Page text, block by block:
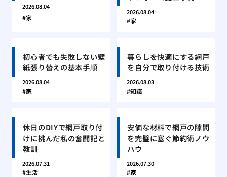
2026.08.04
家
2026.08.04
家
初心者でも失敗しない壁
紙張り替えの基本手順
2026.08.04
家
暮らしを快適にする網戸
を自分で取り付ける技術
2026.08.03
知識
休日のDIYで網戸取り付
けに挑んだ私の奮闘記と
教訓
2026.07.31
生活
安価な材料で網戸の隙間
を完璧に塞ぐ節約術ノウ
ハウ
2026.07.30
家